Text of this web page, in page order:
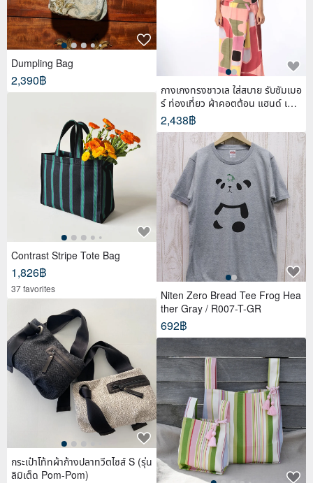
Dumpling Bag
2,390฿
Contrast Stripe Tote Bag
1,826฿
37 favorites
กระเป๋าโท้ทผ้าก้างปลาทวีตไซส์ S (รุ่น
ลิมิเต็ด Pom-Pom)
กางเกงทรงชาวเล ใส่สบาย รับซัมเมอ
ร์ ท่องเที่ยว ผ้าคอตต้อน แฮนด์ เพ้น
ท์
2,438฿
Niten Zero Bread Tee Frog Hea
ther Gray / R007-T-GR
692฿